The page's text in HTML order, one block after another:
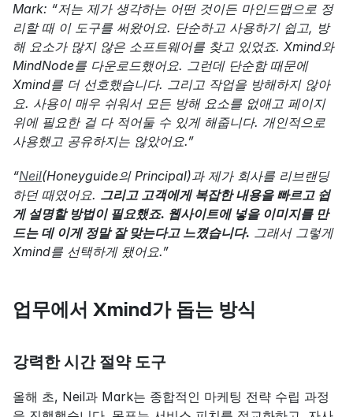
Mark: “저는 제가 생각하는 어떤 것이든 마인드맵으로 정
리할 때 이 도구를 써왔어요. 단순하고 사용하기 쉽고, 방
해 요소가 많지 않은 소프트웨어를 찾고 있었죠. Xmind와
MindNode를 다운로드했어요. 그런데 단순함 때문에
Xmind를 더 선호했습니다. 그리고 작업을 방해하지 않아
요. 사용이 매우 쉬워서 모든 방해 요소를 없애고 페이지
위에 필요한 걸 다 적어둘 수 있게 해줍니다. 개인적으로
사용했고 공유하지는 않았어요.”
“Neil(Honeyguide의 Principal)과 제가 회사를 리브랜딩
하던 때였어요. 그리고 고객에게 복잡한 내용을 빠르고 쉽
게 설명할 방법이 필요했죠. 웹사이트에 넣을 이미지를 만
드는 데 이게 정말 잘 맞는다고 느꼈습니다. 그래서 그렇게
Xmind를 선택하게 됐어요.”
업무에서 Xmind가 돕는 방식
강력한 시간 절약 도구
올해 초, Neil과 Mark는 종합적인 마케팅 전략 수립 과정